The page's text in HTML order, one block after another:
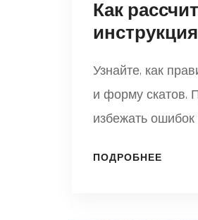
Как
Узнайте, как
и форму скатов.
избежать
ПОДРОБНЕЕ